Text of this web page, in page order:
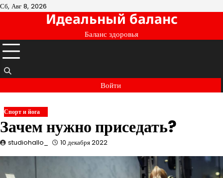
Перейти
Сб, Авг 8, 2026
Идеальный баланс
Баланс здоровья
Войти
Спорт и йога
Зачем нужно приседать?
studiohallo_ 10 декабря 2022